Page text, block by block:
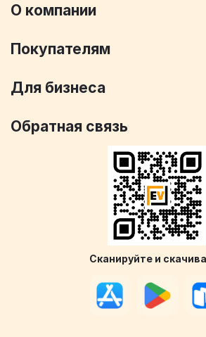
О компании
Покупателям
Для бизнеса
Обратная связь
Сканируйте и